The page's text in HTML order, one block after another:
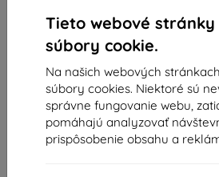
Tieto webové
súbory cookie.
Na našich webových
súbory cookies. Niektoré sú
správne fungovanie webu,
pomáhajú analyzovať
prispôsobenie obsahu a
Xqisit
Kryt XQISIT Flex Case for
Vhodné pre: Apple iPhone 11